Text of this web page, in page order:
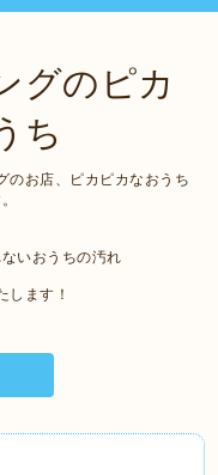
グのピカ
ち
のお店、ピカピカなおうち
いおうちの汚れ
します！